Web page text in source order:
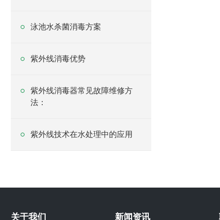
泳池水杀菌消毒方案
紫外线消毒优势
紫外线消毒器常见故障维修方
法：
紫外线技术在水处理中的应用
关于我们 新闻资讯